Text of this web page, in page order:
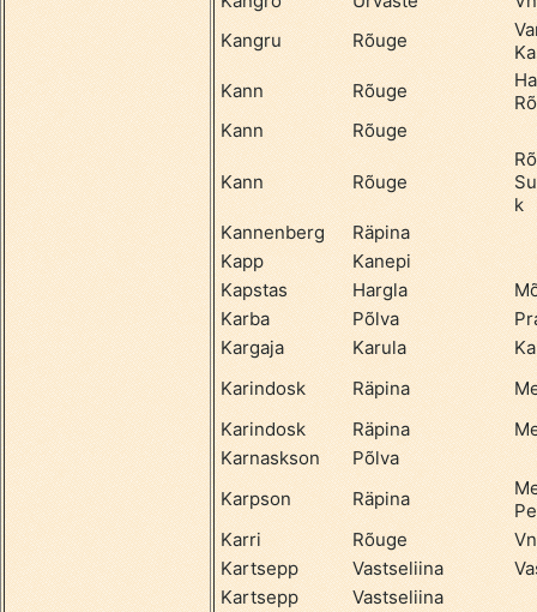
Kangru
Rõuge
Kann
Rõuge
Kann
Rõuge
Kann Rõuge
k
Kannenberg
Räpina
Kapp
Kanepi
Kapstas
Hargla
Karba
Põlva
Kargaja
Karula
Karindosk
Räpina
Karindosk
Räpina
Karnaskson
Põlva
Karpson
Räpina
Karri
Rõuge
Kartsepp
Vastseliina
Kartsepp
Vastseliina